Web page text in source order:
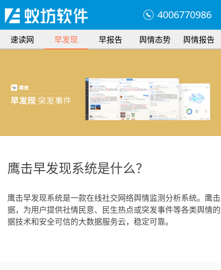
4006770986
速读网 早发现 早报告 舆情态势 舆情报告
鹰击早发现系统是什么？
鹰击早发现系统是一款在线社交网络舆情监测分析系统。鹰
据，为用户提供社情民意、民生热点或突发事件等各类舆情
据技术和安全可信的大数据服务云，稳定可靠。